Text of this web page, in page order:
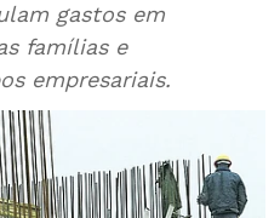
gastos em
famílias e
empresariais.